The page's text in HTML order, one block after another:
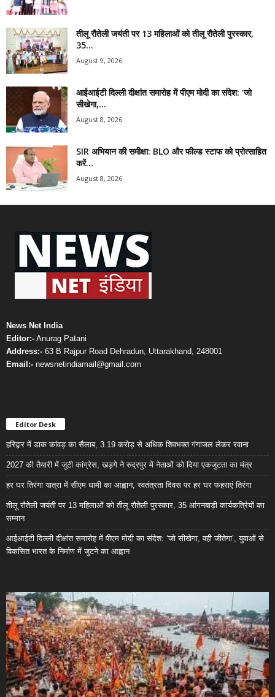
तीलू रौतेली जयंती पर 13 महिलाओं को तीलू रौतेली पुरस्कार,
35...
August 9, 2026
आईआईटी दिल्ली दीक्षांत समारोह में पीएम मोदी का संदेश: ‘जो
सीखेगा,...
August 8, 2026
SIR अभियान की समीक्षा: BLO और फील्ड स्टाफ को प्रोत्साहित
करें...
August 8, 2026
News Net India
Editor:- Anurag Patani
Address:- 63 B Rajpur Road Dehradun, Uttarakhand, 248001
Email:- newsnetindiamail@gmail.com
Editor Desk
हरिद्वार में डाक कांवड़ का सैलाब, 3.19 करोड़ से अधिक शिवभक्त गंगाजल लेकर रवाना
2027 की तैयारी में जुटी कांग्रेस, खड़गे ने रुद्रपुर में नेताओं को दिया एकजुटता का मंत्र
हर घर तिरंगा यात्रा में सीएम धामी का आह्वान, स्वतंत्रता दिवस पर हर घर फहराएं तिरंगा
तीलू रौतेली जयंती पर 13 महिलाओं को तीलू रौतेली पुरस्कार, 35 आंगनबाड़ी कार्यकर्त्रियों का
सम्मान
आईआईटी दिल्ली दीक्षांत समारोह में पीएम मोदी का संदेश: ‘जो सीखेगा, वही जीतेगा’, युवाओं से
विकसित भारत के निर्माण में जुटने का आह्वान